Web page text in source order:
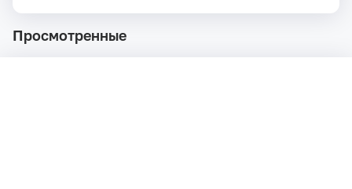
Просмотренные